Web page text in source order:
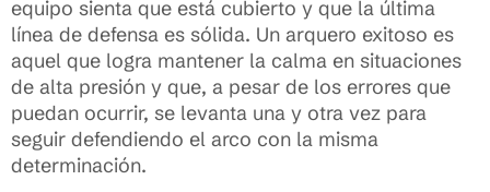
equipo sienta que está cubierto y que la última
línea de defensa es sólida. Un arquero exitoso es
aquel que logra mantener la calma en situaciones
de alta presión y que, a pesar de los errores que
puedan ocurrir, se levanta una y otra vez para
seguir defendiendo el arco con la misma
determinación.